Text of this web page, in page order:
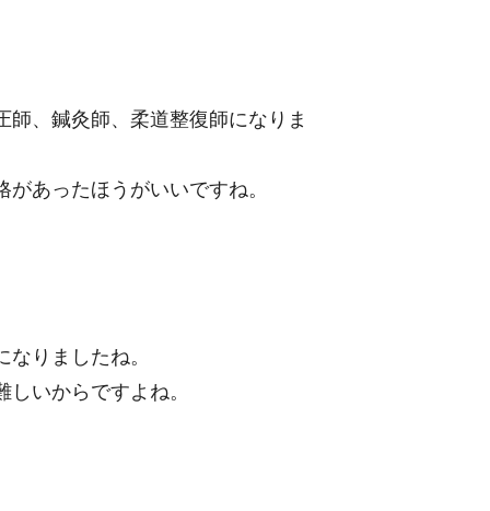
、鍼灸師、柔道整復師になりま
あったほうがいいですね。
りましたね。
いからですよね。